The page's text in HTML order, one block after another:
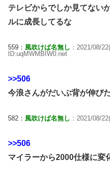
テレビからでしか見てない
ルに成長してるな
559： 風吹けば名無し ：2021/08/
ID:uqMWMBIW0.net
>>506
今浪さんがだいぶ背が伸び
582： 風吹けば名無し ：2021/08/
>>506
マイラーから2000仕様に変